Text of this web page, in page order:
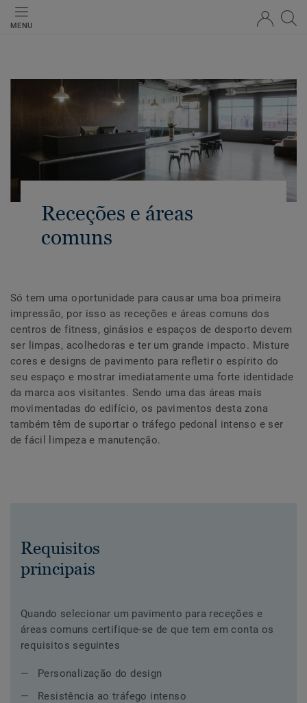
MENU
Receções e áreas
comuns
Só tem uma oportunidade para causar uma boa primeira
impressão, por isso as receções e áreas comuns dos
centros de fitness, ginásios e espaços de desporto devem
ser limpas, acolhedoras e ter um grande impacto. Misture
cores e designs de pavimento para refletir o espírito do
seu espaço e mostrar imediatamente uma forte identidade
da marca aos visitantes. Sendo uma das áreas mais
movimentadas do edifício, os pavimentos desta zona
também têm de suportar o tráfego pedonal intenso e ser
de fácil limpeza e manutenção.
Requisitos
principais
Quando selecionar um pavimento para receções e
áreas comuns certifique-se de que tem em conta os
requisitos seguintes
Personalização do design
Resistência ao tráfego intenso